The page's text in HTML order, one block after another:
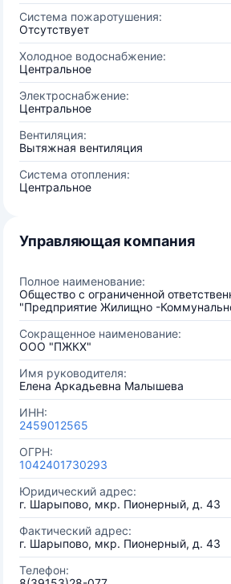
Система пожаротушения:
Отсутствует
Холодное водоснабжение:
Центральное
Электроснабжение:
Центральное
Вентиляция:
Вытяжная вентиляция
Система отопления:
Центральное
Управляющая компания
Полное наименование:
Общество с ограниченной
"Предприятие Жилищно -
Сокращенное наименование:
ООО "ПЖКХ"
Имя руководителя:
Елена Аркадьевна Малышева
ИНН:
2459012565
ОГРН:
1042401730293
Юридический адрес:
г. Шарыпово, мкр. Пионерный, д. 43
Фактический адрес:
г. Шарыпово, мкр. Пионерный, д. 43
Телефон: